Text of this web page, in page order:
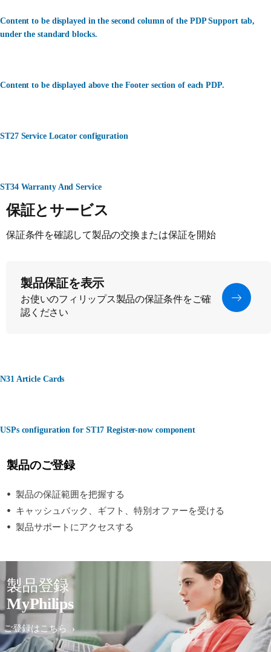
Content to be displayed in the second column of the PDP Support tab,
under the standard blocks.
Content to be displayed above the Footer section of each PDP.
ST27 Service Locator configuration
ST34 Warranty And Service
保証とサービス
保証条件を確認して製品の交換または保証を開始
製品保証を表示
お使いのフィリップス製品の保証条件をご確
認ください
N31 Article Cards
USPs configuration for ST17 Register-now component
製品のご登録
製品の保証範囲を把握する
キャッシュバック、ギフト、特別オファーを受ける
製品サポートにアクセスする
製品登録
MyPhilips
ご登録はこちら